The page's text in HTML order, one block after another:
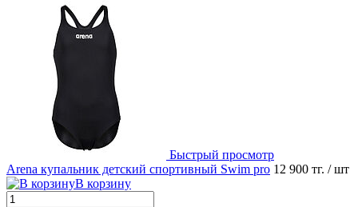
Быстрый просмотр
Arena купальник детский спортивный Swim pro 12 900 тг. / шт
В корзину